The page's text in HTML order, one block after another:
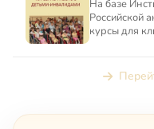
На базе
Российской
курсы для